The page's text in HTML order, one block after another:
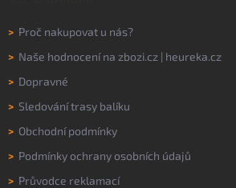
> Proč nakupovat u nás?
> Naše hodnocení na zbozi.cz | heureka.cz
> Dopravné
> Sledování trasy balíku
> Obchodní podmínky
> Podmínky ochrany osobních údajů
> Průvodce reklamací